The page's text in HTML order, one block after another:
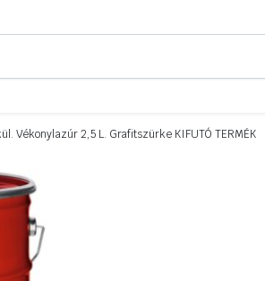
Vékonylazúr 2,5 L. Grafitszürke KIFUTÓ TERMÉK